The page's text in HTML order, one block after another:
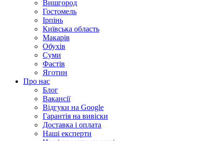
Вишгород
Гостомель
Ірпінь
Київська область
Макарів
Обухів
Суми
Фастів
Яготин
Про нас
Блог
Вакансії
Відгуки на Google
Гарантія на вивіски
Доставка і оплата
Наші експерти